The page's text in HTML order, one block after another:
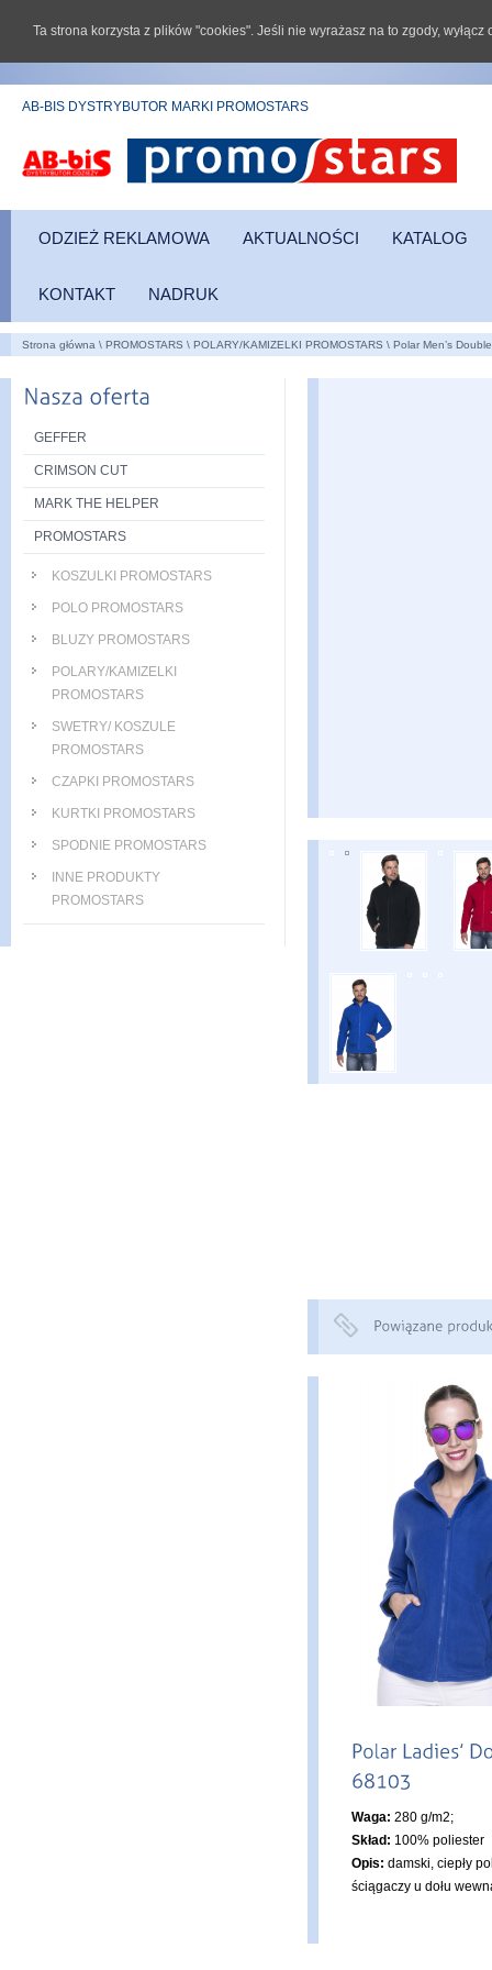
AB-BIS DYSTRYBUTOR MARKI PROMOSTARS
ODZIEŻ REKLAMOWA AKTUALNOŚCI KATALOG
KONTAKT NADRUK
Strona główna \ PROMOSTARS \ POLARY/KAMIZELKI PROMOSTARS \ Polar Men’s
Waga: 280 g/m2;
Skład: 100% poliester
Opis: damski, ciepły
ściągaczy u dołu
GEFFER
CRIMSON CUT
MARK THE HELPER
PROMOSTARS
KOSZULKI PROMOSTARS
POLO PROMOSTARS
BLUZY PROMOSTARS
POLARY/KAMIZELKI
PROMOSTARS
SWETRY/ KOSZULE
PROMOSTARS
CZAPKI PROMOSTARS
KURTKI PROMOSTARS
SPODNIE PROMOSTARS
INNE PRODUKTY
PROMOSTARS
Ta strona korzysta z plików "cookies". Jeśli nie wyrażasz na to zgody,